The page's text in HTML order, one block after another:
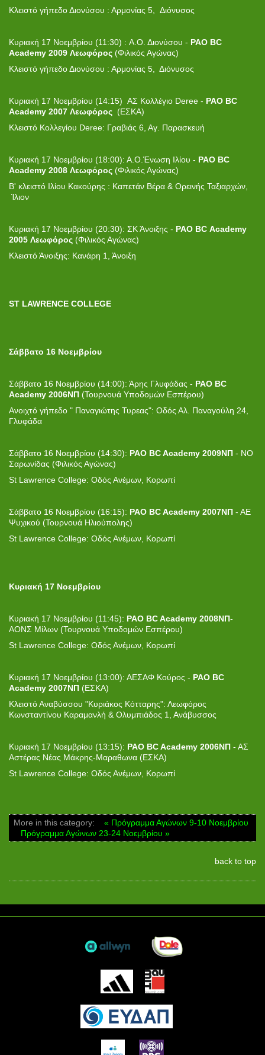
Κλειστό γήπεδο Διονύσου : Αρμονίας 5, Διόνυσος
Κυριακή 17 Νοεμβρίου (11:30) : Α.Ο. Διονύσου - PAO BC
Academy 2009 Λεωφόρος (Φιλικός Αγώνας)
Κλειστό γήπεδο Διονύσου : Αρμονίας 5, Διόνυσος
Κυριακή 17 Νοεμβρίου (14:15) ΑΣ Κολλέγιο Deree - PAO BC
Academy 2007 Λεωφόρος (ΕΣΚΑ)
Κλειστό Κολλεγίου Deree: Γραβιάς 6, Αγ. Παρασκευή
Κυριακή 17 Νοεμβρίου (18:00): Α.Ο.Ένωση Ιλίου - PAO BC
Academy 2008 Λεωφόρος (Φιλικός Αγώνας)
Β' κλειστό Ιλίου Κακούρης : Καπετάν Βέρα & Ορεινής Ταξιαρχών,
Ίλιον
Κυριακή 17 Νοεμβρίου (20:30): ΣΚ Άνοιξης - PAO BC Academy
2005 Λεωφόρος (Φιλικός Αγώνας)
Κλειστό Άνοιξης: Κανάρη 1, Άνοιξη
ST LAWRENCE COLLEGE
Σάββατο 16 Νοεμβρίου
Σάββατο 16 Νοεμβρίου (14:00): Άρης Γλυφάδας - PAO BC
Academy 2006ΝΠ (Τουρνουά Υποδομών Εσπέρου)
Ανοιχτό γήπεδο " Παναγιώτης Τυρεας": Οδός Αλ. Παναγούλη 24,
Γλυφάδα
Σάββατο 16 Νοεμβρίου (14:30): PAO BC Academy 2009ΝΠ - NO
Σαρωνίδας (Φιλικός Αγώνας)
St Lawrence College: Οδός Ανέμων, Κορωπί
Σάββατο 16 Νοεμβρίου (16:15): PAO BC Academy 2007ΝΠ - ΑΕ
Ψυχικού (Τουρνουά Ηλιούπολης)
St Lawrence College: Οδός Ανέμων, Κορωπί
Κυριακή 17 Νοεμβρίου
Κυριακή 17 Νοεμβρίου (11:45): PAO BC Academy 2008ΝΠ-
ΑΟΝΣ Μίλων (Τουρνουά Υποδομών Εσπέρου)
St Lawrence College: Οδός Ανέμων, Κορωπί
Κυριακή 17 Νοεμβρίου (13:00): ΑΕΣΑΦ Κούρος - PAO BC
Academy 2007ΝΠ (ΕΣΚΑ)
Κλειστό Αναβύσσου "Κυριάκος Κότταρης": Λεωφόρος
Κωνσταντίνου Καραμανλή & Ολυμπιάδος 1, Ανάβυσσος
Κυριακή 17 Νοεμβρίου (13:15): PAO BC Academy 2006ΝΠ - ΑΣ
Αστέρας Νέας Μάκρης-Μαραθωνα (ΕΣΚΑ)
St Lawrence College: Οδός Ανέμων, Κορωπί
More in this category:
« Πρόγραμμα Αγώνων 9-10 Νοεμβρίου
Πρόγραμμα Αγώνων 23-24 Νοεμβρίου »
back to top